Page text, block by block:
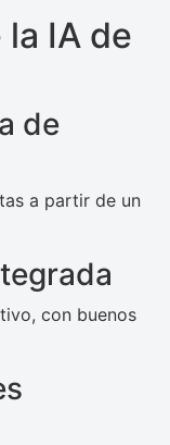
IA de
de
a partir de un
con buenos